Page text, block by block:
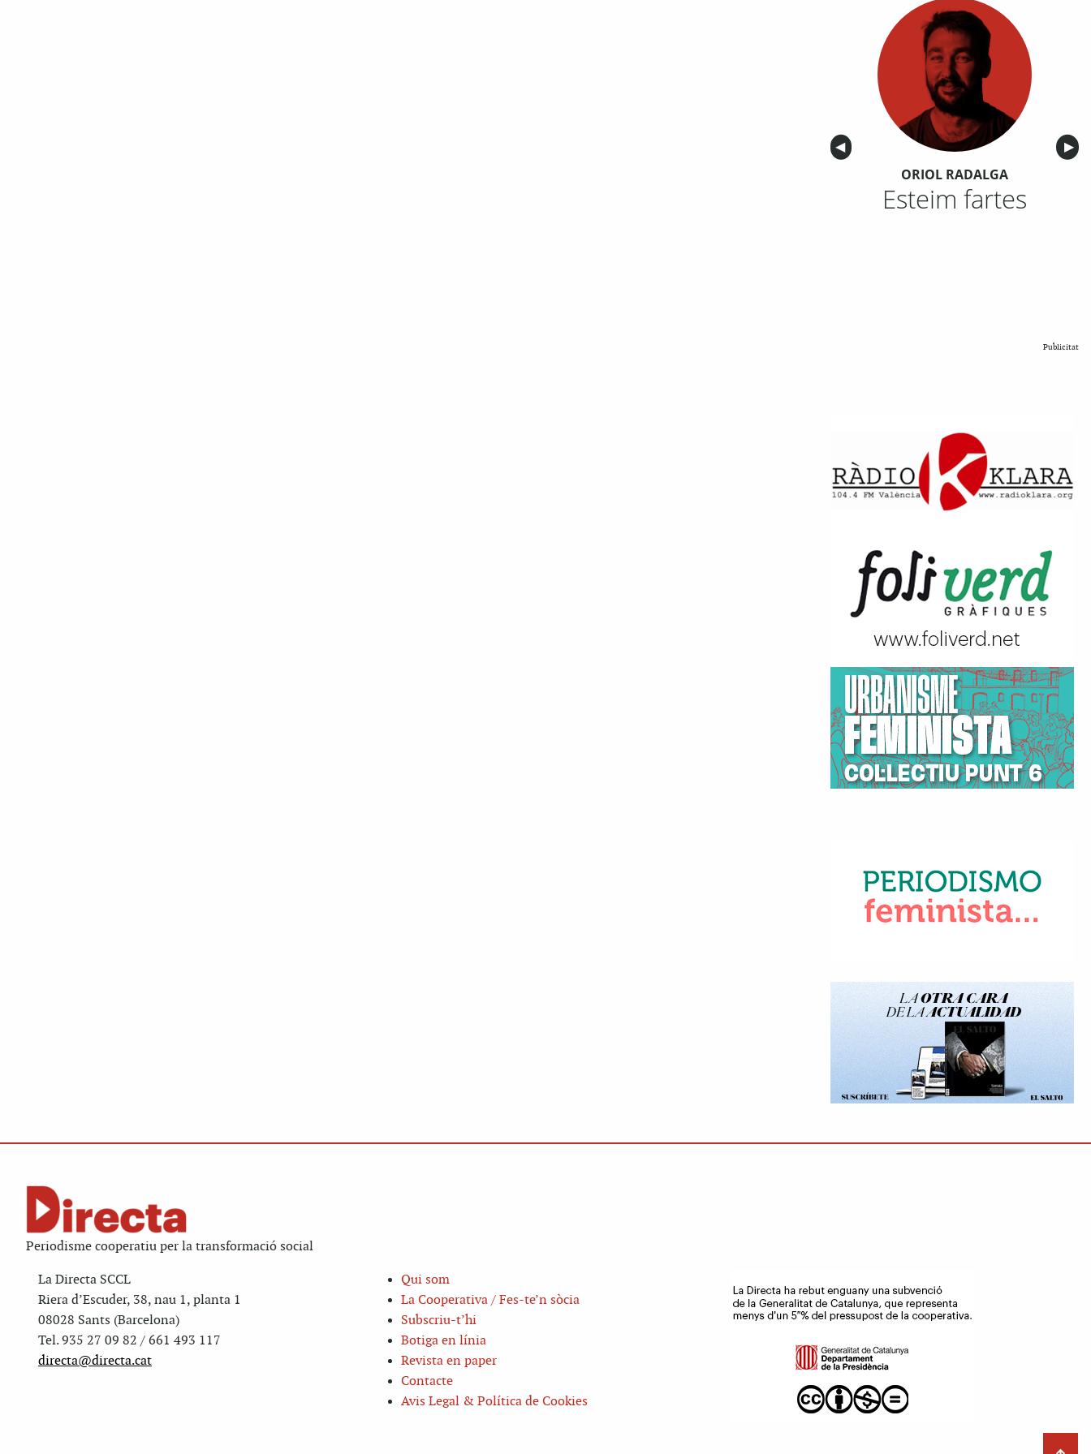
Anterior
◀︎ ▶︎
ORIOL RADALGA
Esteim fartes
Publicitat
Periodisme cooperatiu per la transformació social
La Directa SCCL
Riera d’Escuder, 38, nau 1, planta 1
08028 Sants (Barcelona)
Tel. 935 27 09 82 / 661 493 117
directa@directa.cat
Qui som
La Cooperativa / Fes-te’n sòcia
Subscriu-t’hi
Botiga en línia
Revista en paper
Contacte
Avis Legal & Política de Cookies